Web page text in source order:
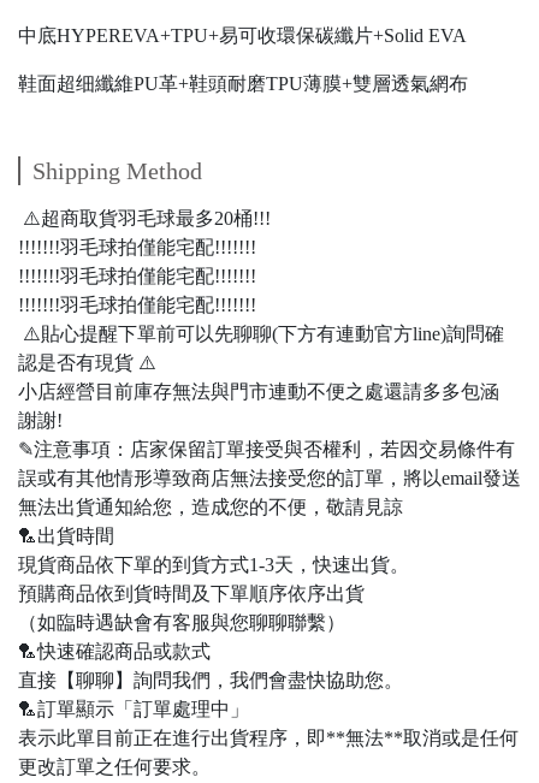
中底HYPEREVA+TPU+易可收環保碳纖片+Solid EVA
鞋面超细纖維PU革+鞋頭耐磨TPU薄膜+雙層透氣網布
Shipping Method
⚠️超商取貨羽毛球最多20桶!!!
!!!!!!!羽毛球拍僅能宅配!!!!!!!
!!!!!!!羽毛球拍僅能宅配!!!!!!!
!!!!!!!羽毛球拍僅能宅配!!!!!!!
⚠️貼心提醒下單前可以先聊聊(下方有連動官方line)詢問確
認是否有現貨 ⚠️
小店經營目前庫存無法與門市連動不便之處還請多多包涵
謝謝!
✎注意事項：店家保留訂單接受與否權利，若因交易條件有
誤或有其他情形導致商店無法接受您的訂單，將以email發送
無法出貨通知給您，造成您的不便，敬請見諒
🏸出貨時間
現貨商品依下單的到貨方式1-3天，快速出貨。
預購商品依到貨時間及下單順序依序出貨
（如臨時遇缺會有客服與您聊聊聯繫）
🏸快速確認商品或款式
直接【聊聊】詢問我們，我們會盡快協助您。
🏸訂單顯示「訂單處理中」
表示此單目前正在進行出貨程序，即**無法**取消或是任何
更改訂單之任何要求。